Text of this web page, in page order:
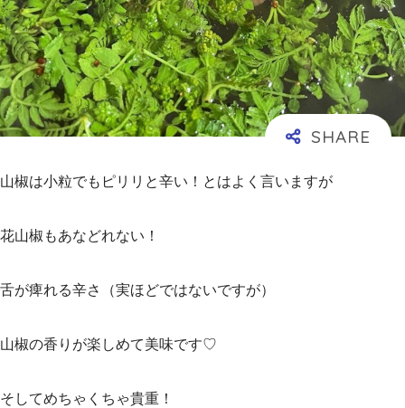
山椒は小粒でもピリリと辛い！とはよく言いますが
花山椒もあなどれない！
舌が痺れる辛さ（実ほどではないですが）
山椒の香りが楽しめて美味です♡
そしてめちゃくちゃ貴重！